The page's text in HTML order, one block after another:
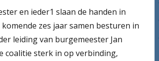
en ieder1 slaan de handen in
zes jaar samen besturen in
leiding van burgemeester Jan
coalitie sterk in op verbinding,